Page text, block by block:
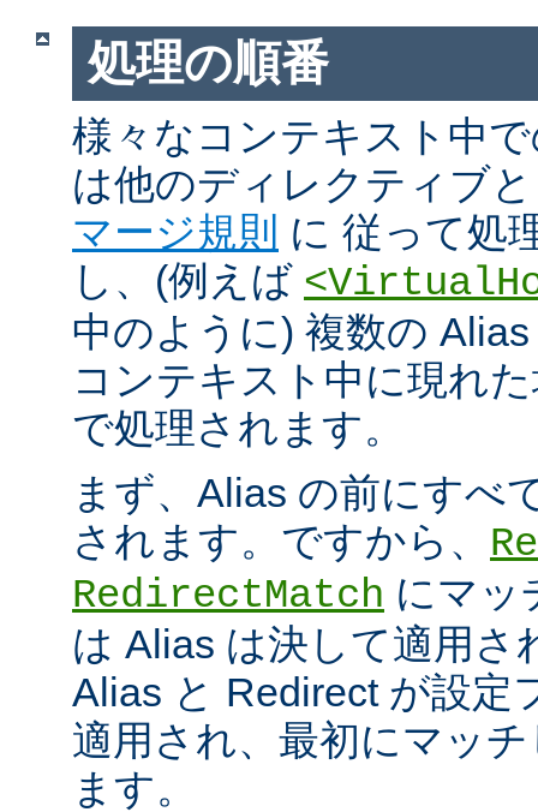
処理の順番
様々なコンテキスト中
は他のディレクティブ
マージ規則 に 従って処
し、(例えば
中のように) 複数の
コンテキスト中に現れ
で処理されます。
まず、Alias の前にすべ
されます。ですから、
RedirectMatch にマッ
は Alias は決して適用さ
Alias と Redirect が設定
適用され、最初にマッ
ます。